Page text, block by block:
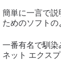
簡単に一言で
ためのソフトの
一番有名で馴
ネット エクス